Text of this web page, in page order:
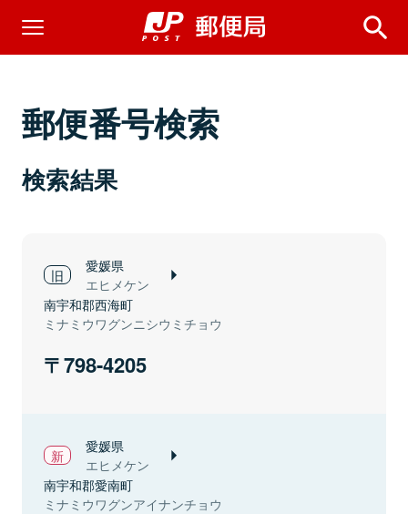
郵便番号検索
検索結果
愛媛県
エヒメケン
南宇和郡西海町
ミナミウワグンニシウミチョウ
798-4205
愛媛県
エヒメケン
南宇和郡愛南町
ミナミウワグンアイナンチョウ